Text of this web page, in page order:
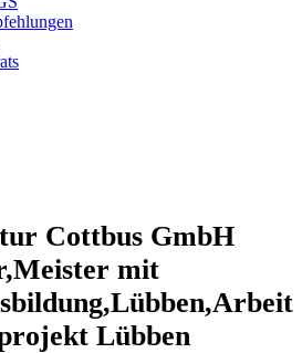
Cottbus GmbH
mit
Lübben